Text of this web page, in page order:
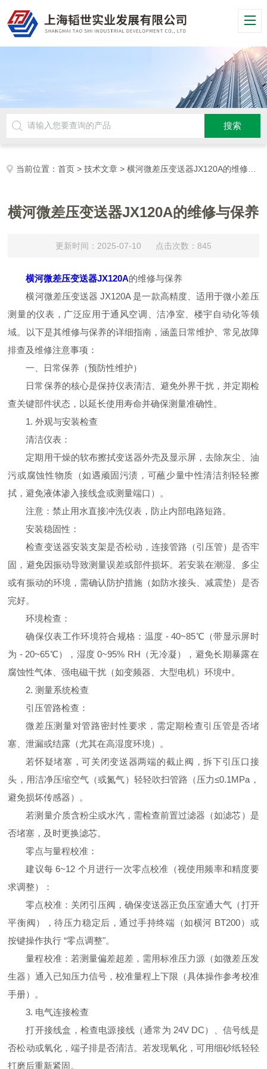
当前位置：首页 >技术文章 > 横河微差压变送器JX120A的维修与保养
横河微差压变送器JX120A的维修与保养
更新时间：2025-07-10 点击次数：845
横河微差压变送器JX120A的维修与保养
横河微差压变送器 JX120A 是一款高精度、适用于微小差压
测量的仪表，广泛应用于通风空调、洁净室、楼宇自动化等领
域。以下是其维修与保养的详细指南，涵盖日常维护、常见故障
排查及维修注意事项：
一、日常保养（预防性维护）
日常保养的核心是保持仪表清洁、避免外界干扰，并定期检
查关键部件状态，以延长使用寿命并确保测量准确性。
1. 外观与安装检查
清洁仪表：
定期用干燥的软布擦拭变送器外壳及显示屏，去除灰尘、油
污或腐蚀性物质（如遇顽固污渍，可蘸少量中性清洁剂轻轻擦
拭，避免液体渗入接线盒或测量端口）。
注意：禁止用水直接冲洗仪表，防止内部电路短路。
安装稳固性：
检查变送器安装支架是否松动，连接管路（引压管）是否牢
固，避免因振动导致测量误差或部件损坏。若安装在潮湿、多尘
或有振动的环境，需确认防护措施（如防水接头、减震垫）是否
完好。
环境检查：
确保仪表工作环境符合规格：温度 - 40~85℃（带显示屏时
为 - 20~65℃），湿度 0~95% RH（无冷凝），避免长期暴露在
腐蚀性气体、强电磁干扰（如变频器、大型电机）环境中。
2. 测量系统检查
引压管路检查：
微差压测量对管路密封性要求，需定期检查引压管是否堵
塞、泄漏或结露（尤其在高湿度环境）。
若怀疑堵塞，可关闭变送器两端的截止阀，拆下引压口接
头，用洁净压缩空气（或氮气）轻轻吹扫管路（压力≤0.1MPa，
避免损坏传感器）。
若测量介质含粉尘或水汽，需检查前置过滤器（如滤芯）是
否堵塞，及时更换滤芯。
零点与量程校准：
建议每 6~12 个月进行一次零点校准（视使用频率和精度要
求调整）：
零点校准：关闭引压阀，确保变送器正负压室通大气（打开
平衡阀），待压力稳定后，通过手持终端（如横河 BT200）或
按键操作执行 “零点调整"。
量程校准：若测量偏差超差，需用标准压力源（如微差压发
生器）通入已知压力信号，校准量程上下限（具体操作参考校准
手册）。
3. 电气连接检查
打开接线盒，检查电源接线（通常为 24V DC）、信号线是
否松动或氧化，端子排是否清洁。若发现氧化，可用细砂纸轻轻
打磨后重新紧固。